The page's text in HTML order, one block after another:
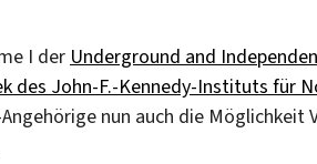
I der Underground and
des John-F.-Kennedy-Instituts für
nun auch die Möglichkeit